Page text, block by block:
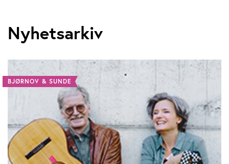
Nyhetsarkiv
BJØRNOV & SUNDE